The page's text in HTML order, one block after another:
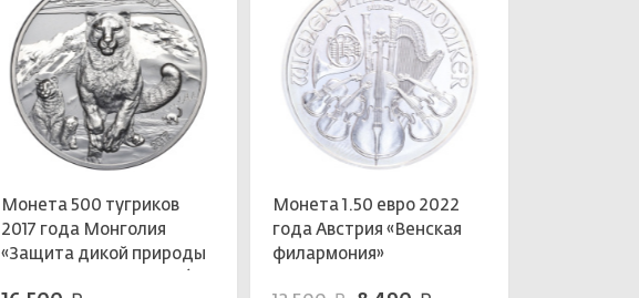
Монета 500 тугриков
2017 года Монголия
«Защита дикой природы
Монета 1.50 евро 2022
года Австрия «Венская
филармония»